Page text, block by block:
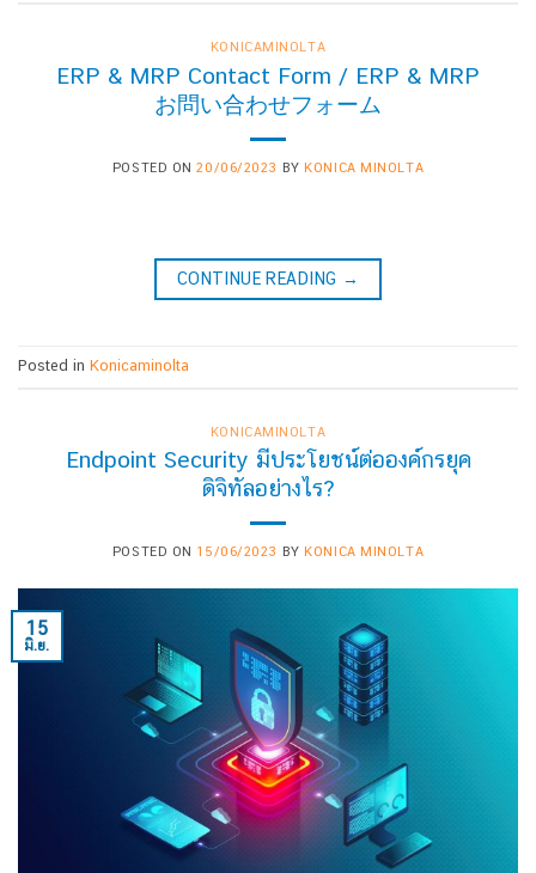
KONICAMINOLTA
ERP & MRP Contact Form / ERP & MRP
お問い合わせフォーム
POSTED ON20/06/2023 BYKONICA MINOLTA
CONTINUE READING →
Posted in Konicaminolta
KONICAMINOLTA
Endpoint Security มีประโยชน์ต่อองค์กรยุค
ดิจิทัลอย่างไร?
POSTED ON 15/06/2023 BYKONICA MINOLTA
15
มิ.ย.